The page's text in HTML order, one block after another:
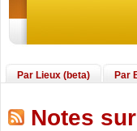
Par Lieux (beta) Par
Notes